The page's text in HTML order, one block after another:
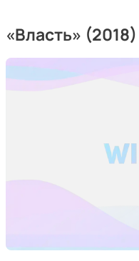
«Власть» (2018)